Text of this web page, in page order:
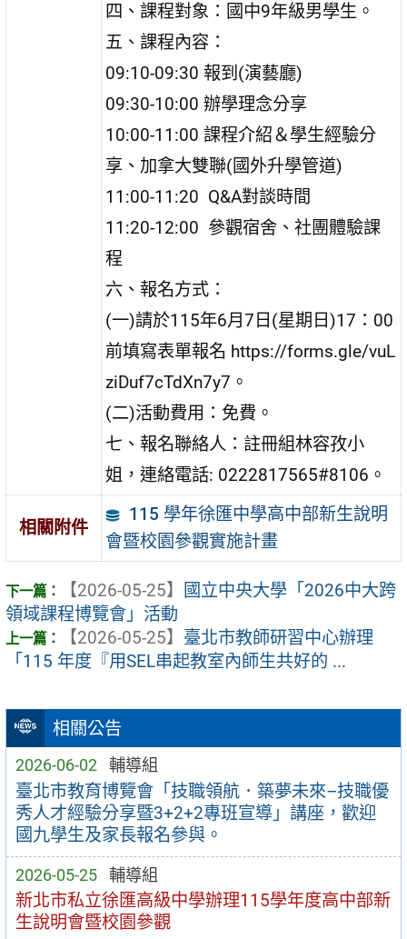
相關公告
2026-06-02 輔導組
臺北市教育博覽會「技職領航．築夢未來–技職優
秀人才經驗分享暨3+2+2專班宣導」講座，歡迎
國九學生及家長報名參與。
2026-05-25 輔導組
新北市私立徐匯高級中學辦理115學年度高中部新
生說明會暨校園參觀
四、課程對象：國中9年級男學生。
五、課程內容：
09:10-09:30 報到(演藝廳)
09:30-10:00 辦學理念分享
10:00-11:00 課程介紹＆學生經驗分
享、加拿大雙聯(國外升學管道)
11:00-11:20 Q&A對談時間
11:20-12:00 參觀宿舍、社團體驗課
程
六、報名方式：
(一)請於115年6月7日(星期日)17：00
前填寫表單報名 https://forms.gle/vuL
ziDuf7cTdXn7y7。
(二)活動費用：免費。
七、報名聯絡人：註冊組林容孜小
姐，連絡電話: 0222817565#8106。
相關附件
115 學年徐匯中學高中部新生說明
會暨校園參觀實施計畫
【2026-05-25】
國立中央大學「2026中大跨
領域課程博覽會」活動
【2026-05-25】 臺北市教師研習中心辦理
「115 年度『用SEL串起教室內師生共好的 ...